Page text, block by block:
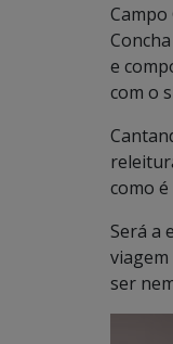
Campo
e
com o
como
Será a
ser